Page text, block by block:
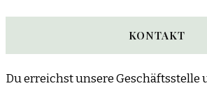
KONTAKT
Du erreichst unsere Geschäftsstelle